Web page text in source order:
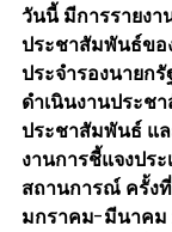
วันนี้ มีการรายงา
ประชาสัมพันธ์ขอ
ประจำรองนายก
ดำเนินงานประช
ประชาสัมพันธ์ แ
งานการชี้แจงปร
สถานการณ์ ครั้ง
มกราคม-มีนาคม